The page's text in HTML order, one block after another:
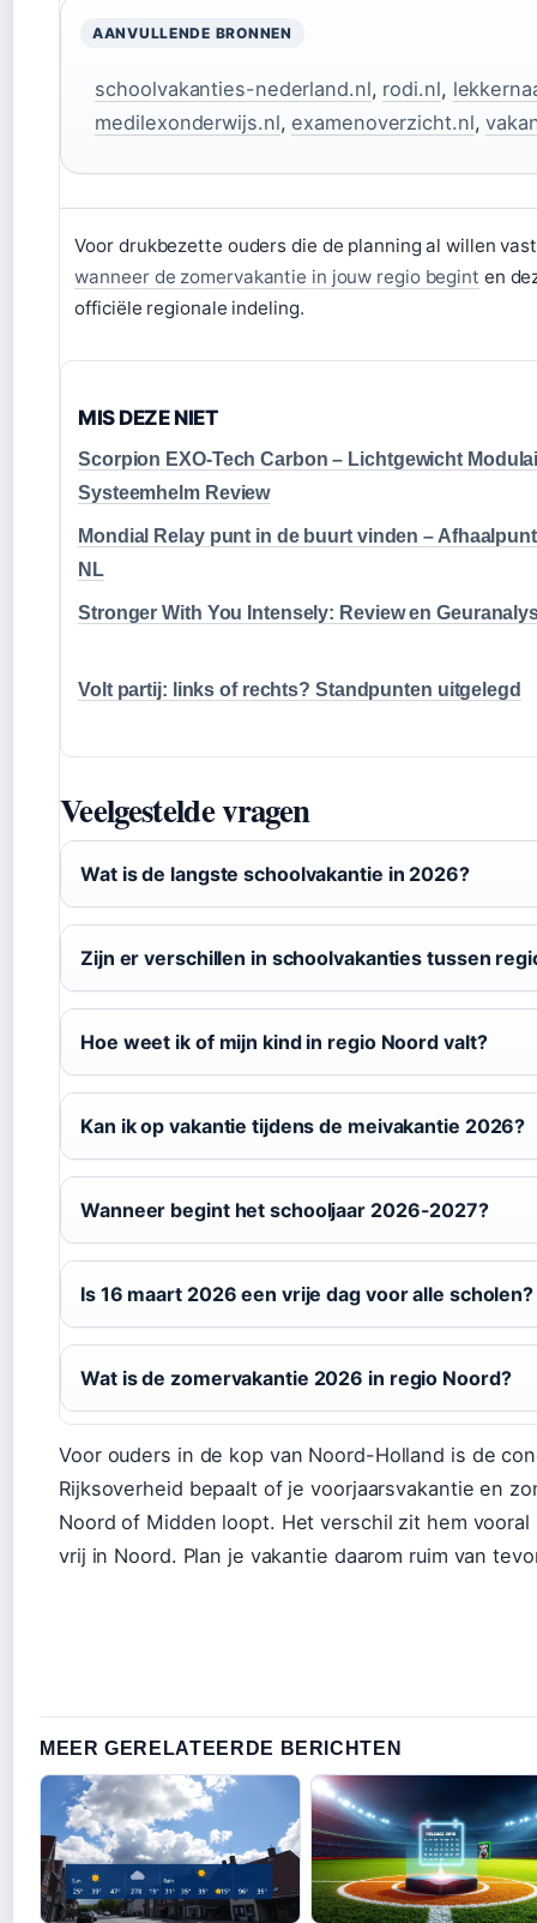
AANVULLENDE BRONNEN
schoolvakanties-nederland.nl, rodi.nl,
medilexonderwijs.nl,examenoverzicht.nl,
Voor drukbezette ouders die de planning al willen
wanneer de zomervakantie in jouw regio begint en
officiële regionale indeling.
MIS DEZE NIET
Scorpion EXO-Tech Carbon – Lichtgewicht
Systeemhelm Review
Mondial Relay punt in de buurt vinden –
NL
Stronger With You Intensely: Review en
Volt partij: links of rechts? Standpunten uitgelegd
Veelgestelde vragen
Wat is de langste schoolvakantie in 2026?
Zijn er verschillen in schoolvakanties tussen
Hoe weet ik of mijn kind in regio Noord valt?
Kan ik op vakantie tijdens de meivakantie 2026?
Wanneer begint het schooljaar 2026-2027?
Is 16 maart 2026 een vrije dag voor alle scholen?
Wat is de zomervakantie 2026 in regio Noord?
Voor ouders in de kop van Noord-Holland is de
Rijksoverheid bepaalt of je voorjaarsvakantie en
Noord of Midden loopt. Het verschil zit hem
vrij in Noord. Plan je vakantie daarom ruim van
MEER GERELATEERDE BERICHTEN